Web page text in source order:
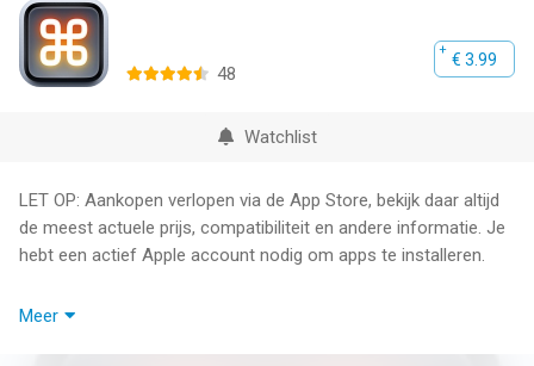
€ 3.99
48
Watchlist
LET OP: Aankopen verlopen via de App Store, bekijk daar altijd
de meest actuele prijs, compatibiliteit en andere informatie. Je
hebt een actief Apple account nodig om apps te installeren.
Verander uw iPhone of iPad in een krachtige en elegante
Meer